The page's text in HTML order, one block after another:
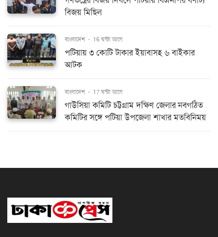
বিজয় মিছিল
বাংলাদেশ - 16 ঘন্টা আগে
পটিয়ায় ৩ কোটি টাকার ইয়াবাসহ ৬ বাইকার
আটক
বাংলাদেশ - 17 ঘন্টা আগে
গাউসিয়া কমিটি চট্টগ্রাম দক্ষিণ জেলার নবগঠিত
কমিটির সঙ্গে পটিয়া উপজেলা শাখার মতবিনিময়